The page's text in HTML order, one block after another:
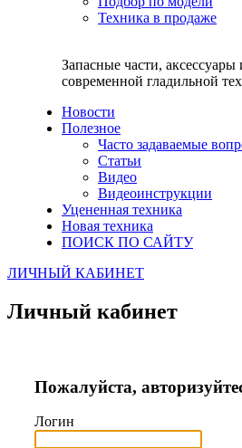
Техника в продаже
Запасные части,
современной гладильной
Новости
Полезное
Часто задаваемые
Статьи
Видео
Видеоинструкции
Уцененная техника
Новая техника
ПОИСК ПО САЙТУ
ЛИЧНЫЙ КАБИНЕТ
Личный кабинет
Пожалуйста,
Логин